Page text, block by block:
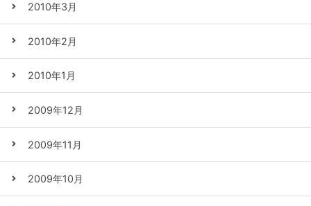
2010年3月
2010年2月
2010年1月
2009年12月
2009年11月
2009年10月